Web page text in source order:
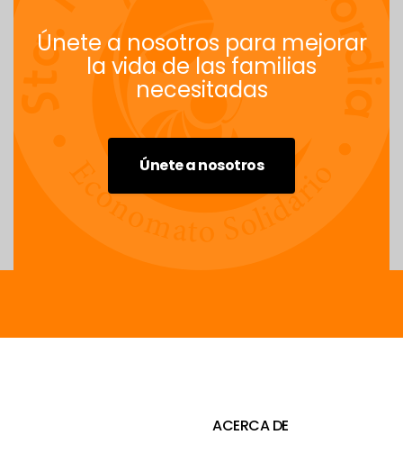
Únete a nosotros para mejorar
la vida de las familias
necesitadas
Únete a nosotros
ACERCA DE